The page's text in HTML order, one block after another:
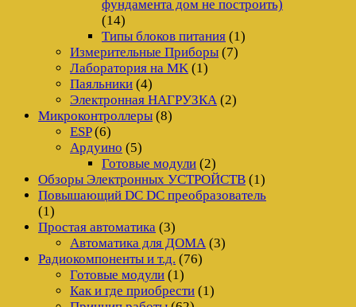
фундамента дом не построить)
(14)
Типы блоков питания (1)
Измерительные Приборы (7)
Лаборатория на MK (1)
Паяльники (4)
Электронная НАГРУЗКА (2)
Микроконтроллеры (8)
ESP(6)
Ардуино (5)
Готовые модули (2)
Обзоры Электронных УСТРОЙСТВ (1)
Повышающий DC DC преобразователь
(1)
Простая автоматика (3)
Автоматика для ДОМА (3)
Радиокомпоненты и т.д. (76)
Готовые модули (1)
Как и где приобрести (1)